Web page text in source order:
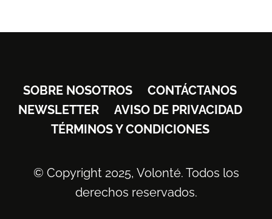
SOBRE NOSOTROS
CONTÁCTANOS
NEWSLETTER
AVISO DE PRIVACIDAD
TÉRMINOS Y CONDICIONES
© Copyright 2025, Volonté. Todos los
derechos reservados.